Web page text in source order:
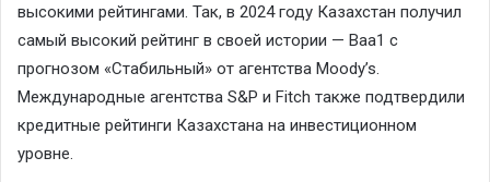
высокими рейтингами. Так, в 2024 году Казахстан получил
самый высокий рейтинг в своей истории — Baa1 с
прогнозом «Стабильный» от агентства Moody’s.
Международные агентства S&P и Fitch также подтвердили
кредитные рейтинги Казахстана на инвестиционном
уровне.